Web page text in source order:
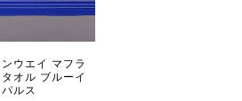
ンウエイ マフラ
タオル ブルーイ
パルス